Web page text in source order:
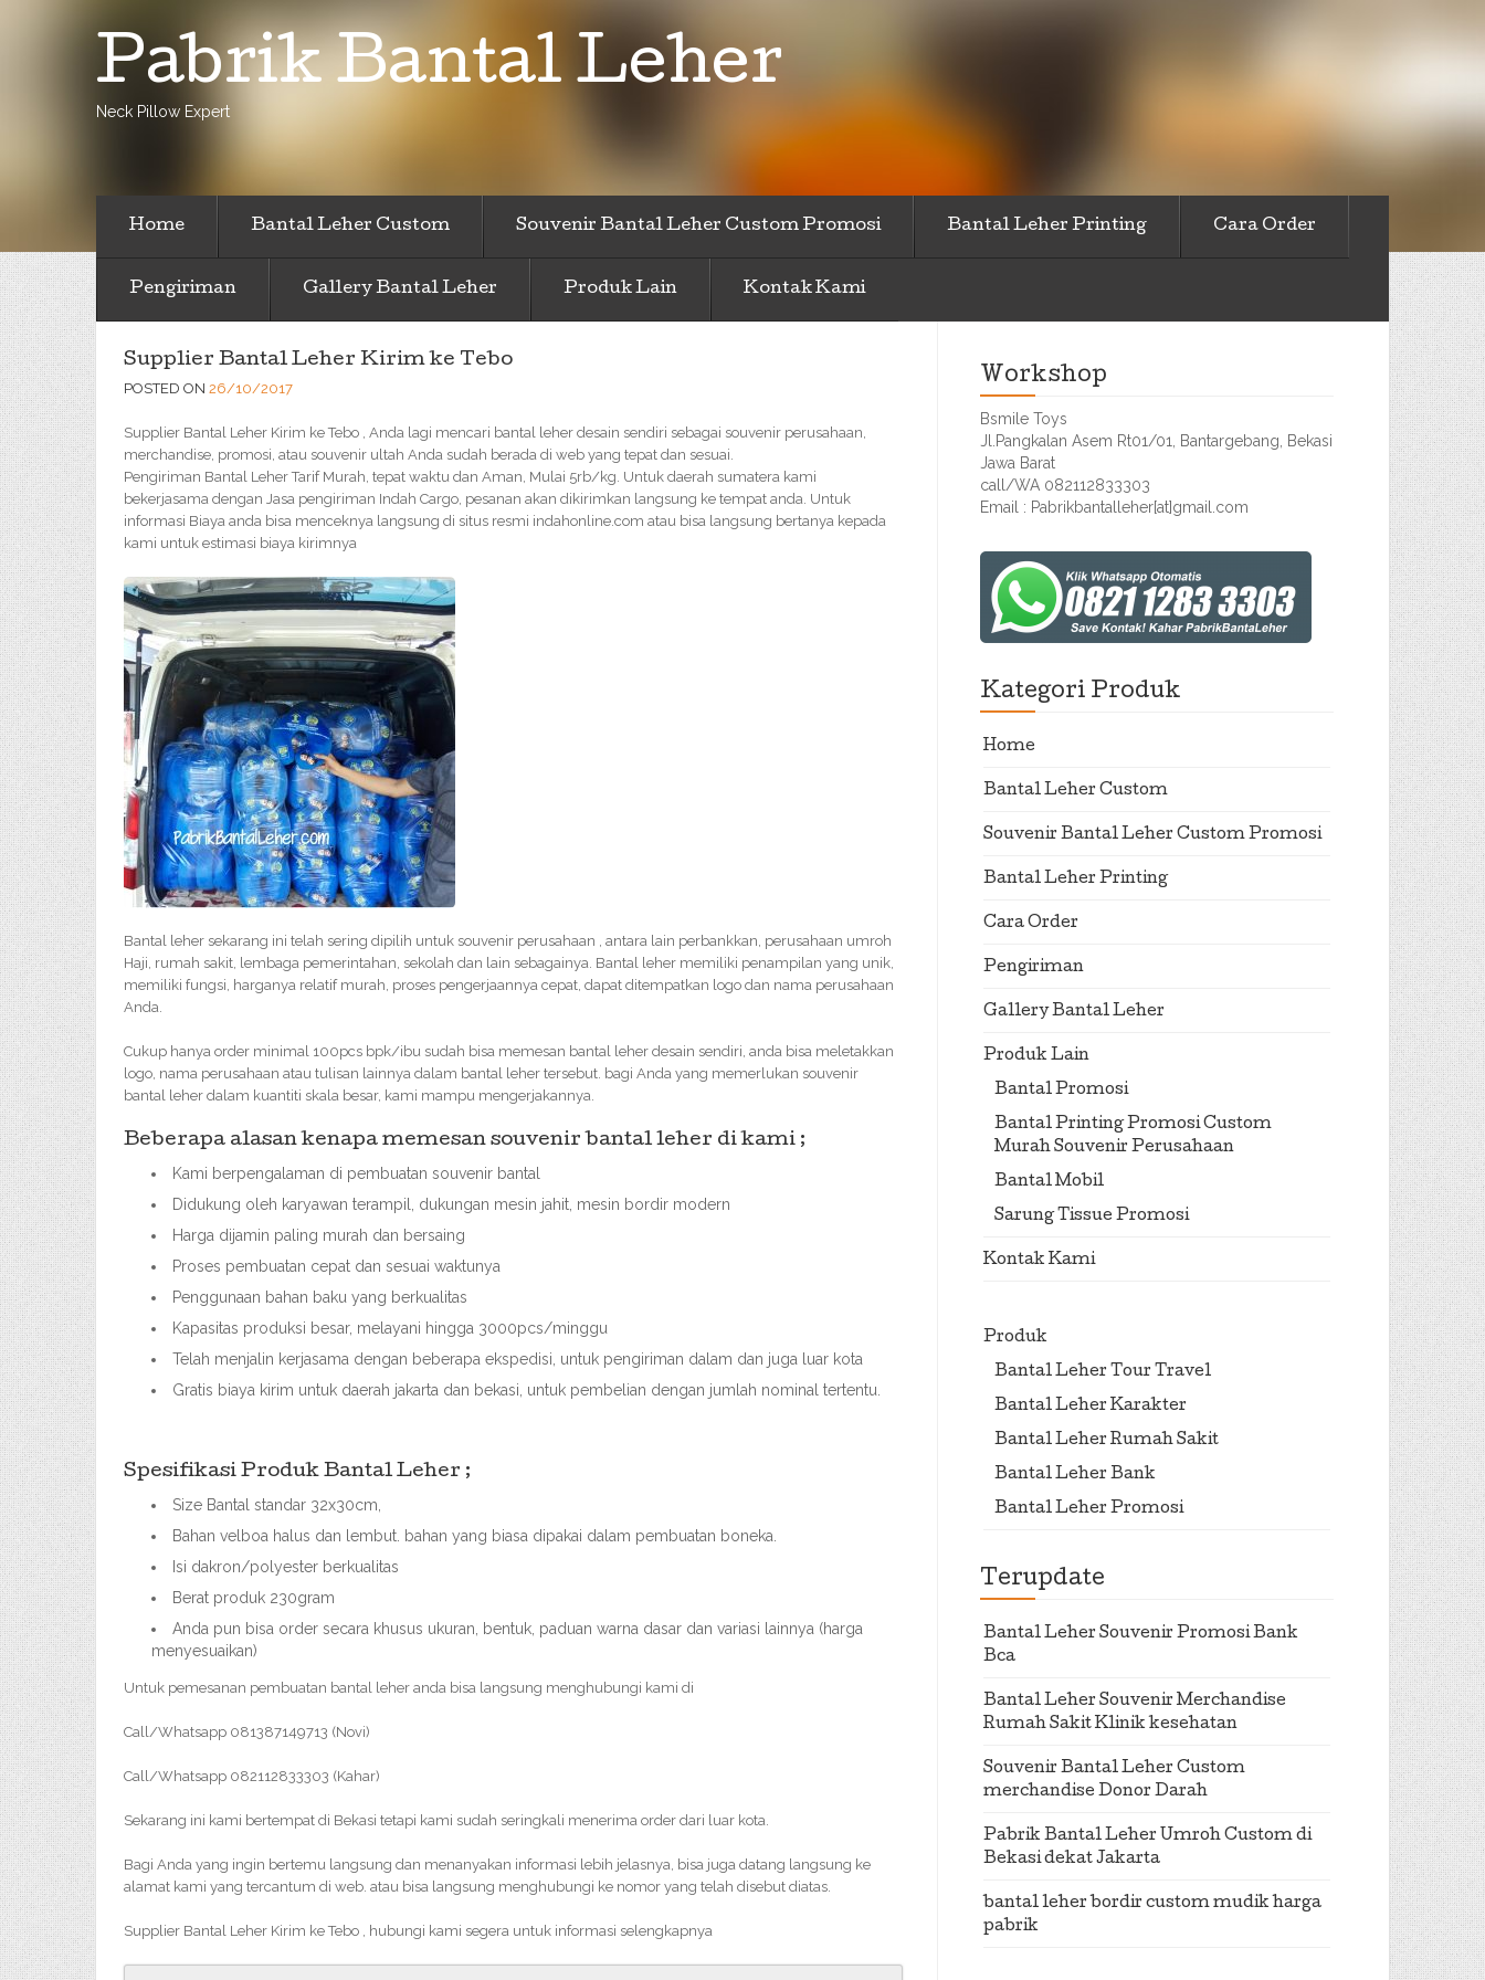
Pabrik Bantal Leher
Neck Pillow Expert
Home Bantal Leher Custom Souvenir Bantal Leher Custom Promosi Bantal Leher Printing Cara Order
Pengiriman Gallery Bantal Leher Produk Lain Kontak Kami
Supplier Bantal Leher Kirim ke Tebo
POSTED ON 26/10/2017
Supplier Bantal Leher Kirim ke Tebo , Anda lagi mencari bantal leher desain sendiri sebagai souvenir perusahaan,
merchandise, promosi, atau souvenir ultah Anda sudah berada di web yang tepat dan sesuai.
Pengiriman Bantal Leher Tarif Murah, tepat waktu dan Aman, Mulai 5rb/kg. Untuk daerah sumatera kami
bekerjasama dengan Jasa pengiriman Indah Cargo, pesanan akan dikirimkan langsung ke tempat anda. Untuk
informasi Biaya anda bisa menceknya langsung di situs resmi indahonline.com atau bisa langsung bertanya kepada
kami untuk estimasi biaya kirimnya
Bantal leher sekarang ini telah sering dipilih untuk souvenir perusahaan , antara lain perbankkan, perusahaan umroh
Haji, rumah sakit, lembaga pemerintahan, sekolah dan lain sebagainya. Bantal leher memiliki penampilan yang unik,
memiliki fungsi, harganya relatif murah, proses pengerjaannya cepat, dapat ditempatkan logo dan nama perusahaan
Anda.
Cukup hanya order minimal 100pcs bpk/ibu sudah bisa memesan bantal leher desain sendiri, anda bisa meletakkan
logo, nama perusahaan atau tulisan lainnya dalam bantal leher tersebut. bagi Anda yang memerlukan souvenir
bantal leher dalam kuantiti skala besar, kami mampu mengerjakannya.
Beberapa alasan kenapa memesan souvenir bantal leher di kami ;
Kami berpengalaman di pembuatan souvenir bantal
Didukung oleh karyawan terampil, dukungan mesin jahit, mesin bordir modern
Harga dijamin paling murah dan bersaing
Proses pembuatan cepat dan sesuai waktunya
Penggunaan bahan baku yang berkualitas
Kapasitas produksi besar, melayani hingga 3000pcs/minggu
Telah menjalin kerjasama dengan beberapa ekspedisi, untuk pengiriman dalam dan juga luar kota
Gratis biaya kirim untuk daerah jakarta dan bekasi, untuk pembelian dengan jumlah nominal tertentu.
Spesifikasi Produk Bantal Leher ;
Size Bantal standar 32x30cm,
Bahan velboa halus dan lembut. bahan yang biasa dipakai dalam pembuatan boneka.
Isi dakron/polyester berkualitas
Berat produk 230gram
Anda pun bisa order secara khusus ukuran, bentuk, paduan warna dasar dan variasi lainnya (harga
menyesuaikan)
Untuk pemesanan pembuatan bantal leher anda bisa langsung menghubungi kami di
Call/Whatsapp 081387149713 (Novi)
Call/Whatsapp 082112833303 (Kahar)
Sekarang ini kami bertempat di Bekasi tetapi kami sudah seringkali menerima order dari luar kota.
Bagi Anda yang ingin bertemu langsung dan menanyakan informasi lebih jelasnya, bisa juga datang langsung ke
alamat kami yang tercantum di web. atau bisa langsung menghubungi ke nomor yang telah disebut diatas.
Supplier Bantal Leher Kirim ke Tebo , hubungi kami segera untuk informasi selengkapnya
Workshop
Bsmile Toys
Jl.Pangkalan Asem Rt01/01, Bantargebang, Bekasi
Jawa Barat
call/WA 082112833303
Email : Pabrikbantalleher[at]gmail.com
Kategori Produk
Home
Bantal Leher Custom
Souvenir Bantal Leher Custom Promosi
Bantal Leher Printing
Cara Order
Pengiriman
Gallery Bantal Leher
Produk Lain
Bantal Promosi
Bantal Printing Promosi Custom
Murah Souvenir Perusahaan
Bantal Mobil
Sarung Tissue Promosi
Kontak Kami
Produk
Bantal Leher Tour Travel
Bantal Leher Karakter
Bantal Leher Rumah Sakit
Bantal Leher Bank
Bantal Leher Promosi
Terupdate
Bantal Leher Souvenir Promosi Bank
Bca
Bantal Leher Souvenir Merchandise
Rumah Sakit Klinik kesehatan
Souvenir Bantal Leher Custom
merchandise Donor Darah
Pabrik Bantal Leher Umroh Custom di
Bekasi dekat Jakarta
bantal leher bordir custom mudik harga
pabrik